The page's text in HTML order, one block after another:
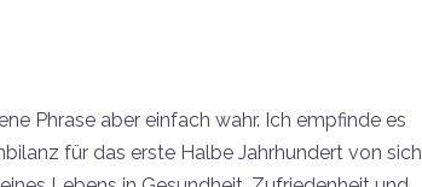
Phrase aber einfach wahr. Ich empfinde es
für das erste Halbe Jahrhundert von sich